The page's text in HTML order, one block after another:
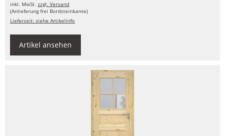
inkl. MwSt.zzgl. Versand
(Anlieferung frei Bordsteinkante)
Lieferzeit: siehe Artikelinfo
Artikel ansehen